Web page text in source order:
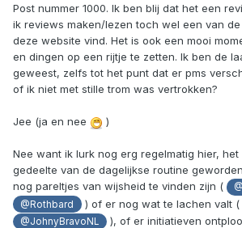
Post nummer 1000. Ik ben blij dat het een
ik reviews maken/lezen toch wel een van
deze website vind. Het is ook een mooi
en dingen op een rijtje te zetten. Ik ben de
geweest, zelfs tot het punt dat er pms
of ik niet met stille trom was vertrokken?
Jee (ja en nee )
Nee want ik lurk nog erg regelmatig hier,
gedeelte van de dagelijkse routine
nog pareltjes van wijsheid te vinden zijn (
@Rothbard
) of er nog wat te lachen valt (
@JohnyBravoNL ), of er initiatieven